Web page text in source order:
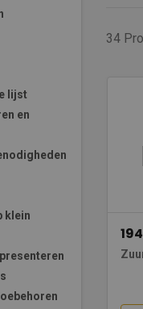
34
lijst
en
klein